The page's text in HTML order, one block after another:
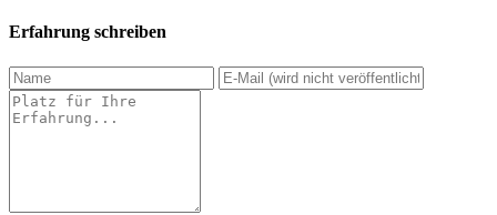
Erfahrung schreiben